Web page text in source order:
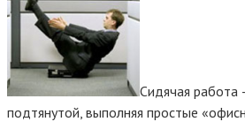
Сидячая работа
подтянутой, выполняя простые